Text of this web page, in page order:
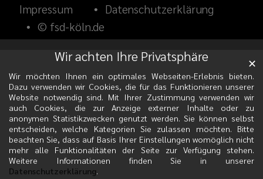
Wir achten Ihre Privatsphäre
Wir möchten Ihnen ein optimales Webseiten-Erlebnis bieten.
Dazu verwenden wir Cookies, die für das Funktionieren unserer
Website notwendig sind. Mit Ihrer Zustimmung verwenden wir
auch Cookies, die zur Anzeige externer Inhalte oder zu
anonymen Statistikzwecken genutzt werden. Sie können selbst
entscheiden, welche Kategorien Sie zulassen möchten. Bitte
beachten Sie, dass auf Basis Ihrer Einstellungen womöglich nicht
mehr alle Funktionalitäten der Seite zur Verfügung stehen.
Weitere Informationen finden Sie in unserer
Datenschutzerklärung.
✕
Impressum
Datenschutzerklärung
© fsd-köln.de